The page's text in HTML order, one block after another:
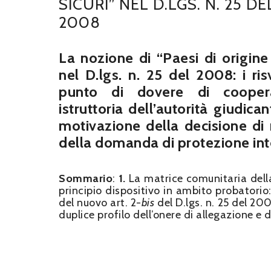
SICURI” NEL D.LGS. N. 25
2008
La nozione di “Paesi di origine
nel D.lgs. n. 25 del 2008: i
punto di dovere di
istruttoria dell’autorità
motivazione della decisione di
della domanda di protezione
Sommario: 1. La matrice comunitaria
principio dispositivo in ambito
del nuovo art. 2-bis del D.lgs. n. 25 del
duplice profilo dell’onere di allegazione e